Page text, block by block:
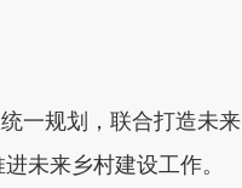
一规划，联合打造未来
未来乡村建设工作。